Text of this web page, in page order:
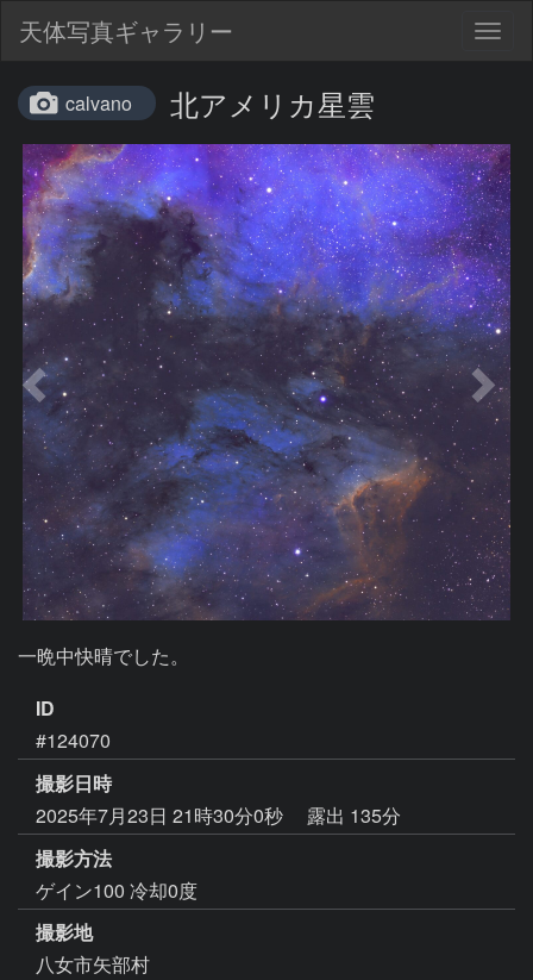
天体写真ギャラリー
calvano 北アメリカ星雲
一晩中快晴でした。
ID
#124070
撮影日時
2025年7月23日 21時30分0秒
露出 135分
撮影方法
ゲイン100 冷却0度
撮影地
八女市矢部村